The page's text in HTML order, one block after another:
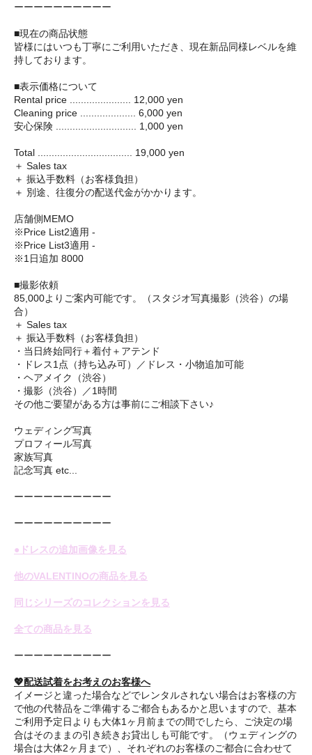
ーーーーーーーーーー
■現在の商品状態
皆様にはいつも丁寧にご利用いただき、現在新品同様レベルを維
持しております。
■表示価格について
Rental price ...................... 12,000 yen
Cleaning price .................... 6,000 yen
安心保険 ............................. 1,000 yen
Total .................................. 19,000 yen
＋ Sales tax
＋ 振込手数料（お客様負担）
＋ 別途、往復分の配送代金がかかります。
店舗側MEMO
※Price List2適用 -
※Price List3適用 -
※1日追加 8000
■撮影依頼
85,000よりご案内可能です。（スタジオ写真撮影（渋谷）の場
合）
＋ Sales tax
＋ 振込手数料（お客様負担）
・当日終始同行＋着付＋アテンド
・ドレス1点（持ち込み可）／ドレス・小物追加可能
・ヘアメイク（渋谷）
・撮影（渋谷）／1時間
その他ご要望がある方は事前にご相談下さい♪
ウェディング写真
プロフィール写真
家族写真
記念写真 etc...
ーーーーーーーーーー
ーーーーーーーーーー
●ドレスの追加画像を見る
他のVALENTINOの商品を見る
同じシリーズのコレクションを見る
全ての商品を見る
ーーーーーーーーーー
💖配送試着をお考えのお客様へ
イメージと違った場合などでレンタルされない場合はお客様の方
で他の代替品をご準備するご都合もあるかと思いますので、基本
ご利用予定日よりも大体1ヶ月前までの間でしたら、ご決定の場
合はそのままの引き続きお貸出しも可能です。（ウェディングの
場合は大体2ヶ月まで）、それぞれのお客様のご都合に合わせて